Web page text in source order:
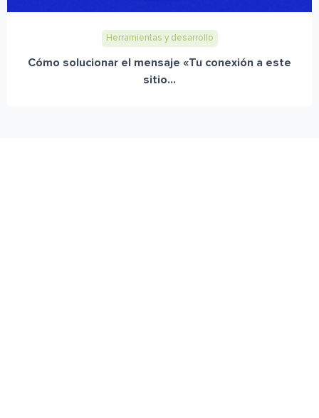
Herramientas y desarrollo
Cómo solucionar el mensaje «Tu conexión a este
sitio...